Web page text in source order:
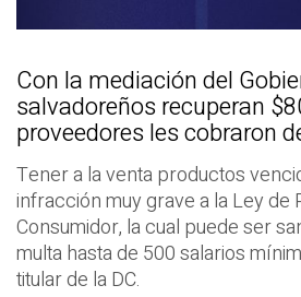
Con la mediación del
salvadoreños recuperan
proveedores les cobraron
Tener a la venta productos
infracción muy grave a la Ley de
Consumidor, la cual puede ser
multa hasta de 500 salarios
titular de la DC.